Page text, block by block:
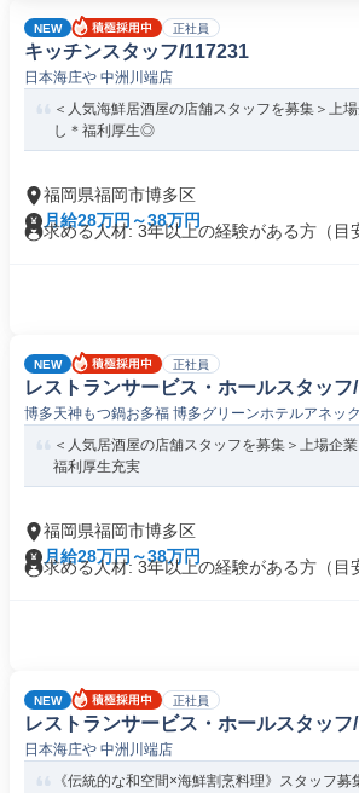
NEW 正社員
キッチンスタッフ/117231
日本海庄や 中洲川端店
＜人気海鮮居酒屋の店舗スタッフを募集＞上
し＊福利厚生◎
福岡県福岡市博多区
月給28万円～38万円
求める人材: 3年以上の経験がある方（目
NEW 正社員
レストランサービス・ホールスタッフ
博多天神もつ鍋お多福 博多グリーンホテルアネッ
＜人気居酒屋の店舗スタッフを募集＞上場企
福利厚生充実
福岡県福岡市博多区
月給28万円～38万円
求める人材: 3年以上の経験がある方（目
NEW 正社員
レストランサービス・ホールスタッフ
日本海庄や 中洲川端店
《伝統的な和空間×海鮮割烹料理》スタッフ募